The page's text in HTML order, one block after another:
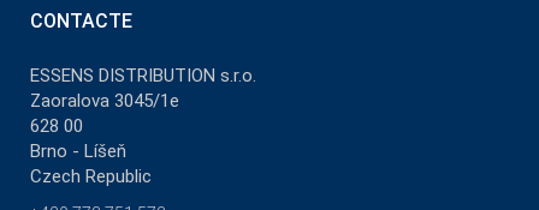
CONTACTE
ESSENS DISTRIBUTION s.r.o.
Zaoralova 3045/1e
628 00
Brno - Líšeň
Czech Republic